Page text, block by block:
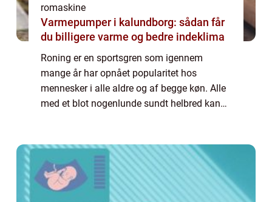
romaskine
Varmepumper i kalundborg: sådan får
du billigere varme og bedre indeklima
Roning er en sportsgren som igennem
mange år har opnået popularitet hos
mennesker i alle aldre og af begge køn. Alle
med et blot nogenlunde sundt helbred kan
kroppen. ...